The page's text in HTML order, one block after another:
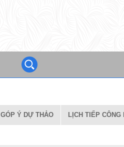
GÓP Ý DỰ THẢO LỊCH TIẾP CÔNG